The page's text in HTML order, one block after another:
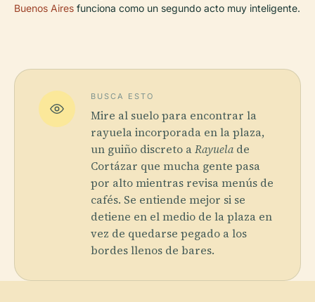
Buenos Aires funciona como un segundo acto muy inteligente.
BUSCA ESTO
Mire al suelo para encontrar la
rayuela incorporada en la plaza,
un guiño discreto aRayuelade
Cortázar que mucha gente pasa
por alto mientras revisa menús de
cafés. Se entiende mejor si se
detiene en el medio de la plaza en
vez de quedarse pegado a los
bordes llenos de bares.